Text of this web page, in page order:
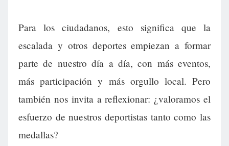
Para los ciudadanos, esto significa que la
escalada y otros deportes empiezan a formar
parte de nuestro día a día, con más eventos,
más participación y más orgullo local. Pero
también nos invita a reflexionar: ¿valoramos el
esfuerzo de nuestros deportistas tanto como las
medallas?